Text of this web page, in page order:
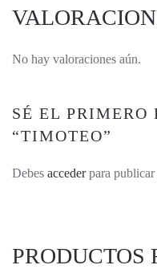
No hay valoraciones aún.
SÉ EL PRIMERO
“TIMOTEO”
Debes accederpara publicar
PRODUCTOS